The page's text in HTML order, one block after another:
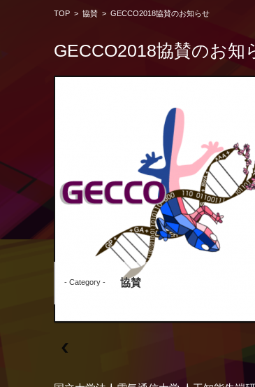
TOP >協賛 >GECCO2018協賛のお知らせ
GECCO2018協賛のお知
- Category - 協賛